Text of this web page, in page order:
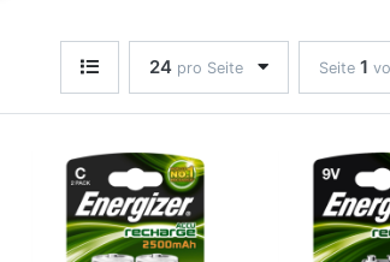
24 pro Seite Seite 1